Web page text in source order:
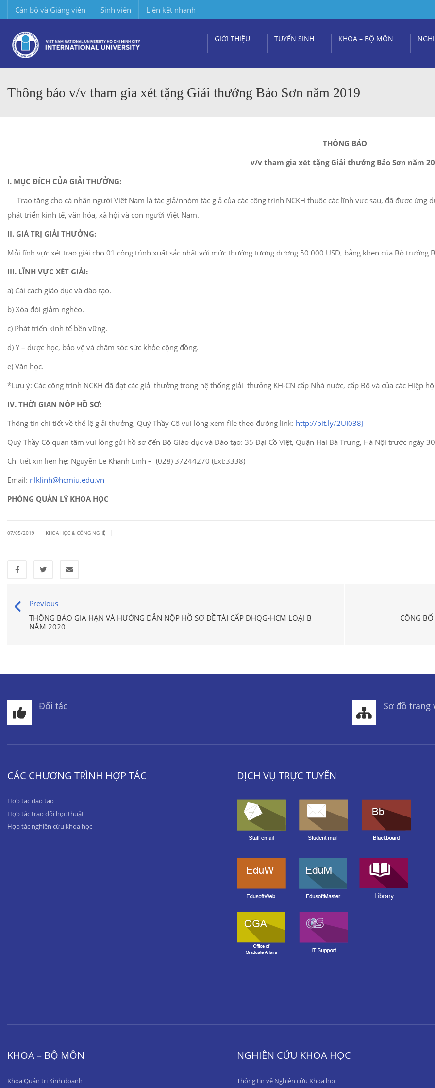
Cán bộ và Giảng viên Sinh viên Liên kết nhanh
GIỚI THIỆU TUYỂN SINH KHOA – BỘ MÔN
Thông báo v/v tham gia xét tặng Giải thưởng Bảo Sơn năm 2019
THÔNG BÁO
v/v tham gia xét tặng Giải thưởng Bảo Sơn năm
I. MỤC ĐÍCH CỦA GIẢI THƯỞNG:
Trao tặng cho cá nhân người Việt Nam là tác giả/nhóm tác giả của các công trình NCKH thuộc các lĩnh vực sau, đã được
phát triển kinh tế, văn hóa, xã hội và con người Việt Nam.
II. GIÁ TRỊ GIẢI THƯỞNG:
Mỗi lĩnh vực xét trao giải cho 01 công trình xuất sắc nhất với mức thưởng tương đương 50.000 USD, bằng khen của Bộ trưởng
III. LĨNH VỰC XÉT GIẢI:
a) Cải cách giáo dục và đào tạo.
b) Xóa đói giảm nghèo.
c) Phát triển kinh tế bền vững.
d) Y – dược học, bảo vệ và chăm sóc sức khỏe cộng đồng.
e) Văn học.
*Lưu ý: Các công trình NCKH đã đạt các giải thưởng trong hệ thống giải thưởng KH-CN cấp Nhà nước, cấp Bộ và của các Hiệp
IV. THỜI GIAN NỘP HỒ SƠ:
Thông tin chi tiết về thể lệ giải thưởng, Quý Thầy Cô vui lòng xem file theo đường link: http://bit.ly/2UI038J
Quý Thầy Cô quan tâm vui lòng gửi hồ sơ đến Bộ Giáo dục và Đào tạo: 35 Đại Cồ Việt, Quận Hai Bà Trưng, Hà Nội trước ngày
Chi tiết xin liên hệ: Nguyễn Lê Khánh Linh – (028) 37244270 (Ext:3338)
Email: nlklinh@hcmiu.edu.vn
PHÒNG QUẢN LÝ KHOA HỌC
07/05/2019 KHOA HỌC & CÔNG NGHỆ
Previous
THÔNG BÁO GIA HẠN VÀ HƯỚNG DẪN NỘP HỒ SƠ ĐỀ TÀI CẤP ĐHQG-HCM LOẠI B
NĂM 2020
CÔNG
Đối tác Sơ đồ trang
CÁC CHƯƠNG TRÌNH HỢP TÁC
Hợp tác đào tạo
Hợp tác trao đổi học thuật
Hợp tác nghiên cứu khoa học
DỊCH VỤ TRỰC TUYẾN
KHOA – BỘ MÔN
Khoa Quản trị Kinh doanh
NGHIÊN CỨU KHOA HỌC
Thông tin về Nghiên cứu Khoa học